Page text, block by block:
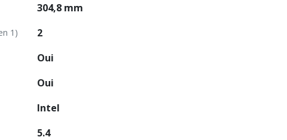
304,8 mm
1) 2
Oui
Oui
Intel
5.4